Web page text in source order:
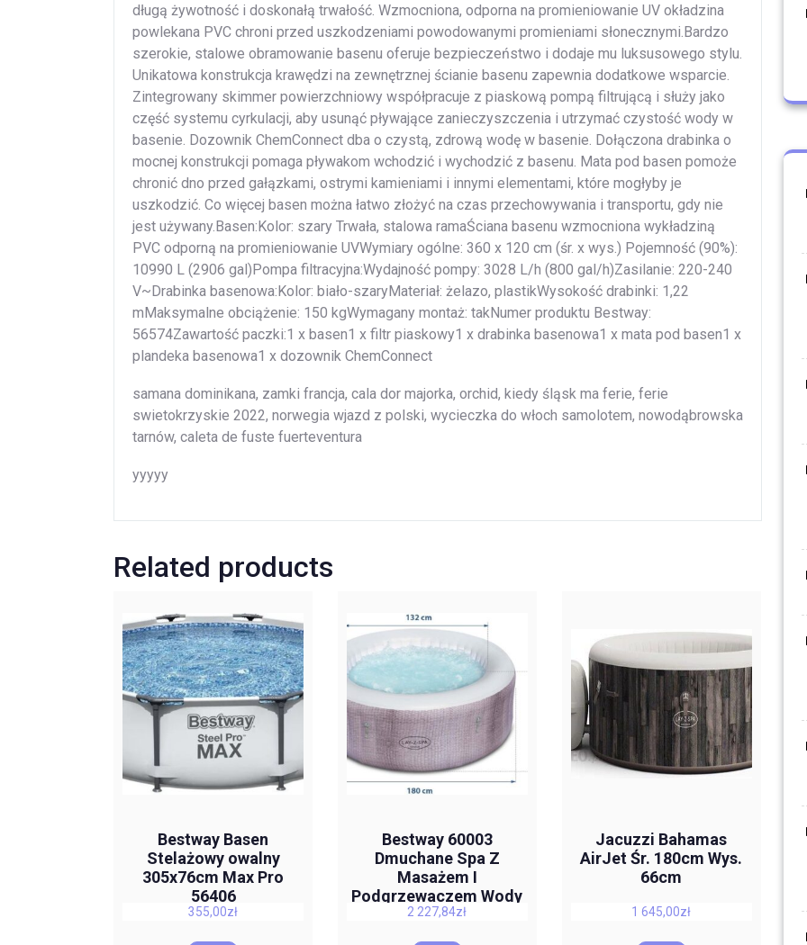
długą żywotność i doskonałą trwałość. Wzmocniona, odporna na promieniowanie UV okładzina
powlekana PVC chroni przed uszkodzeniami powodowanymi promieniami słonecznymi.Bardzo
szerokie, stalowe obramowanie basenu oferuje bezpieczeństwo i dodaje mu luksusowego stylu.
Unikatowa konstrukcja krawędzi na zewnętrznej ścianie basenu zapewnia dodatkowe wsparcie.
Zintegrowany skimmer powierzchniowy współpracuje z piaskową pompą filtrującą i służy jako
część systemu cyrkulacji, aby usunąć pływające zanieczyszczenia i utrzymać czystość wody w
basenie. Dozownik ChemConnect dba o czystą, zdrową wodę w basenie. Dołączona drabinka o
mocnej konstrukcji pomaga pływakom wchodzić i wychodzić z basenu. Mata pod basen pomoże
chronić dno przed gałązkami, ostrymi kamieniami i innymi elementami, które mogłyby je
uszkodzić. Co więcej basen można łatwo złożyć na czas przechowywania i transportu, gdy nie
jest używany.Basen:Kolor: szary Trwała, stalowa ramaŚciana basenu wzmocniona wykładziną
PVC odporną na promieniowanie UVWymiary ogólne: 360 x 120 cm (śr. x wys.) Pojemność (90%):
10990 L (2906 gal)Pompa filtracyjna:Wydajność pompy: 3028 L/h (800 gal/h)Zasilanie: 220-240
V~Drabinka basenowa:Kolor: biało-szaryMateriał: żelazo, plastikWysokość drabinki: 1,22
mMaksymalne obciążenie: 150 kgWymagany montaż: takNumer produktu Bestway:
56574Zawartość paczki:1 x basen1 x filtr piaskowy1 x drabinka basenowa1 x mata pod basen1 x
plandeka basenowa1 x dozownik ChemConnect
samana dominikana, zamki francja, cala dor majorka, orchid, kiedy śląsk ma ferie, ferie
swietokrzyskie 2022, norwegia wjazd z polski, wycieczka do włoch samolotem, nowodąbrowska
tarnów, caleta de fuste fuerteventura
yyyyy
Related products
Bestway Basen
Stelażowy owalny
305x76cm Max Pro
56406
355,00zł
Bestway 60003
Dmuchane Spa Z
Masażem I
Podgrzewaczem Wody
4 Osobowe
2 227,84zł
Jacuzzi Bahamas
AirJet Śr. 180cm Wys.
66cm
1 645,00zł